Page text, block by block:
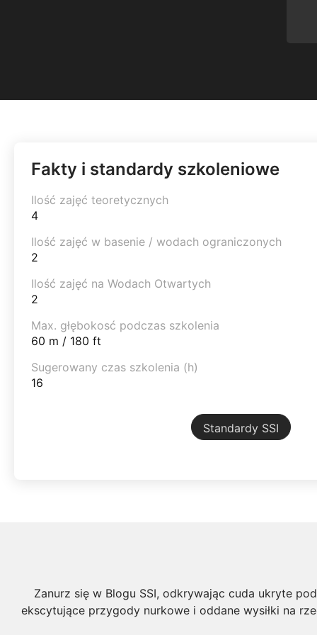
Fakty i standardy szkoleniowe
Ilość zajęć teoretycznych
4
Ilość zajęć w basenie / wodach ograniczonych
2
Ilość zajęć na Wodach Otwartych
2
Max. głębokosć podczas szkolenia
60 m / 180 ft
Sugerowany czas szkolenia (h)
16
Standardy SSI
Zanurz się w Blogu SSI, odkrywając cuda ukryte
ekscytujące przygody nurkowe i oddane wysiłki na